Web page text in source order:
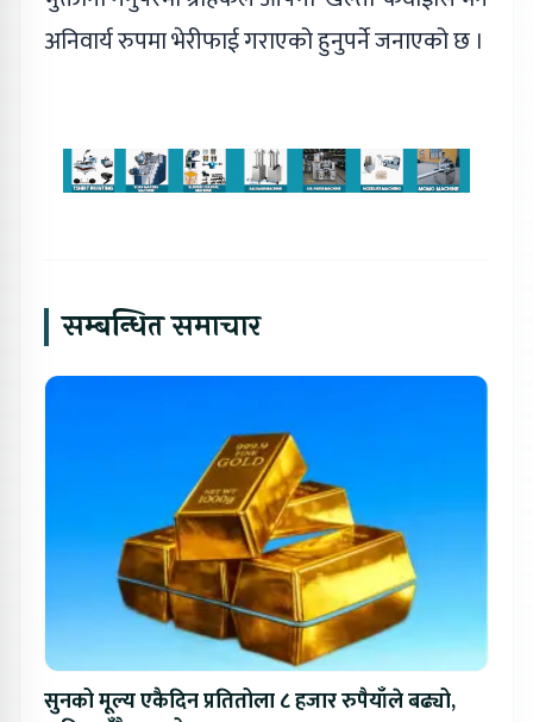
अनिवार्य रुपमा भेरीफाई गराएको हुनुपर्ने जनाएको छ ।
सम्बन्धित समाचार
सुनको मूल्य एकैदिन प्रतितोला ८ हजार रुपैयाँले बढ्यो,